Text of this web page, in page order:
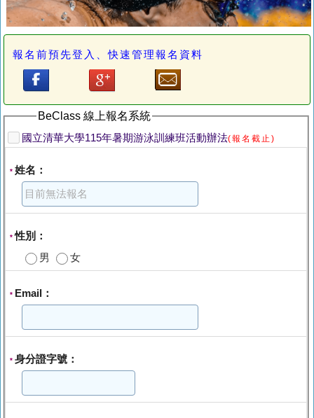
報名前預先登入、快速管理報名資料
BeClass 線上報名系統
國立清華大學115年暑期游泳訓練班活動辦法(報名截止)
* 姓名：
*性別：
男
女
* Email：
* 身分證字號：